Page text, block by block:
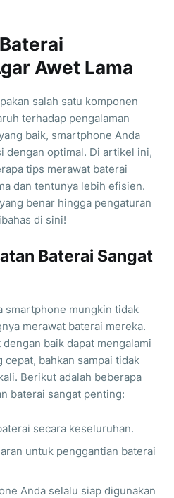
Awet Lama
salah satu komponen
terhadap pengalaman
baik, smartphone Anda
dengan optimal. Di artikel ini,
tips merawat baterai
dan tentunya lebih efisien.
benar hingga pengaturan
di sini!
Baterai Sangat
smartphone mungkin tidak
merawat baterai mereka.
baik dapat mengalami
bahkan sampai tidak
Berikut adalah beberapa
baterai sangat penting:
secara keseluruhan.
untuk penggantian baterai
Anda selalu siap digunakan